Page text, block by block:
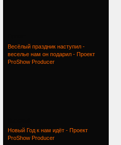
Весёлый праздник наступил -
веселье нам он подарил - Проект
ProShow Producer
Новый Год к нам идёт - Проект
ProShow Producer